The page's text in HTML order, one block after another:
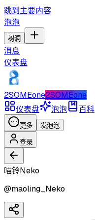
跳到主要内容
泡泡
树洞
消息
仪表盘
2SOMEone2SOMEone
仪表盘
泡泡 百科
更多 发泡泡
登录
喵铃Neko
@maoling_Neko